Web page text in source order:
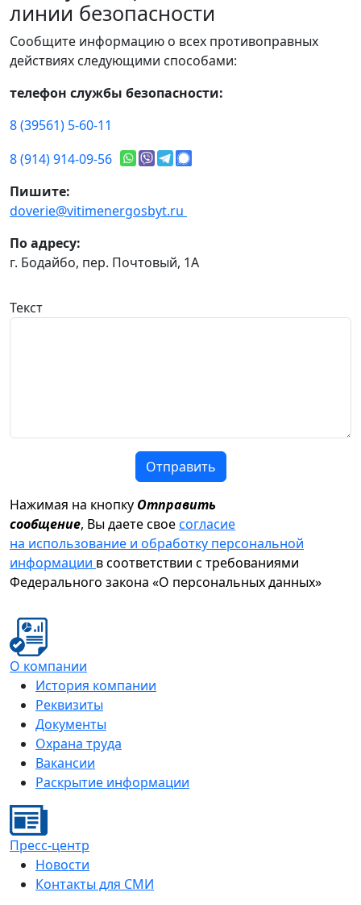
линии безопасности
Сообщите информацию о всех противоправных
действиях следующими способами:
телефон службы безопасности:
8 (39561) 5-60-11
8 (914) 914-09-56
Пишите:
doverie@vitimenergosbyt.ru
По адресу:
г. Бодайбо, пер. Почтовый, 1А
Текст
Отправить
Нажимая на кнопку Отправить
сообщение, Вы даете своесогласие
на использование и обработку персональной
информации в соответствии с требованиями
Федерального закона «О персональных данных»
О компании
История компании
Реквизиты
Документы
Охрана труда
Вакансии
Раскрытие информации
Пресс-центр
Новости
Контакты для СМИ